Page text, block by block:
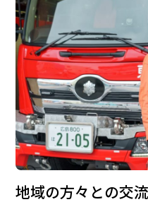
地域の方々との交